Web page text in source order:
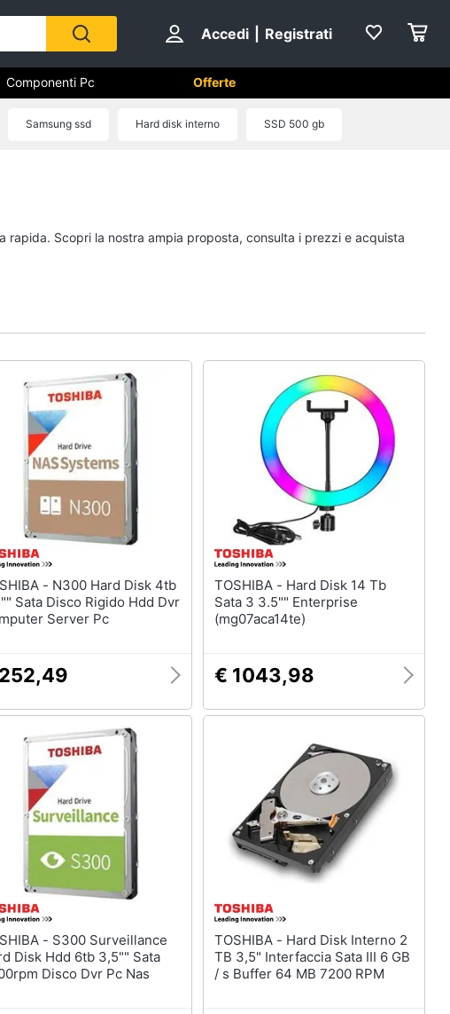
Accedi Registrati
Videosorveglianza e
Automazione casa
Telecamere videosorveglianza
Termostato wifi
Vedi tutti
Componenti Pc Offerte
Samsung ssd Hard disk interno SSD 500 gb
Scopri la nostra ampia proposta, consulta i prezzi e acquista
N300 Hard Disk 4tb
Sata Disco Rigido Hdd Dvr
Server Pc
TOSHIBA - Hard Disk 14 Tb
Sata 3 3.5"" Enterprise
(mg07aca14te)
€ 1043,98
- S300 Surveillance
Disk Hdd 6tb 3,5"" Sata
Disco Dvr Pc Nas
TOSHIBA - Hard Disk Interno 2
TB 3,5" Interfaccia Sata III 6 GB
/ s Buffer 64 MB 7200 RPM